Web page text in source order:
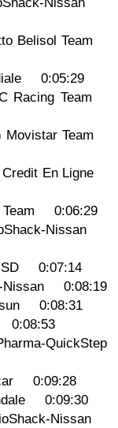
Belisol Team
0:05:29
Racing Team
Team
En Ligne
Team 0:06:29
Nissan
ISD 0:07:14
Nissan 0:08:19
0:08:31
0:08:53
QuickStep
0:09:28
0:09:30
Nissan